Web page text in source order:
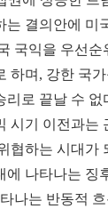
결의안에 미
국익을 우선
하며, 강한 국
로 끝날 수
시기 이전과는
협하는 시대가
나타나는 징
나는 반동적